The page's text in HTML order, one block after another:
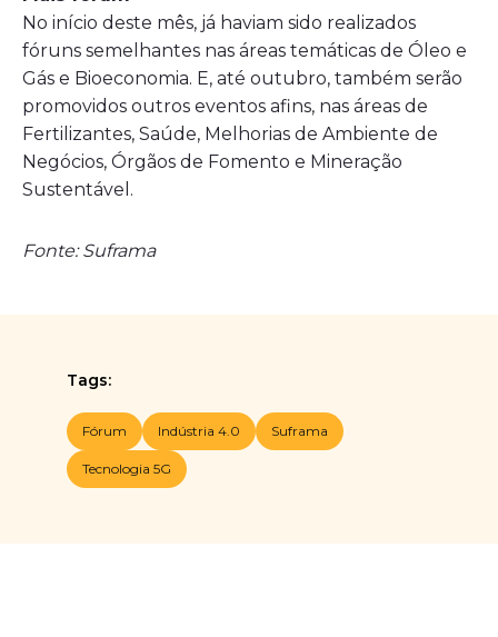
No início deste mês, já haviam sido realizados
fóruns semelhantes nas áreas temáticas de Óleo e
Gás e Bioeconomia. E, até outubro, também serão
promovidos outros eventos afins, nas áreas de
Fertilizantes, Saúde, Melhorias de Ambiente de
Negócios, Órgãos de Fomento e Mineração
Sustentável.
Fonte: Suframa
Tags:
Fórum Indústria 4.0 Suframa
Tecnologia 5G